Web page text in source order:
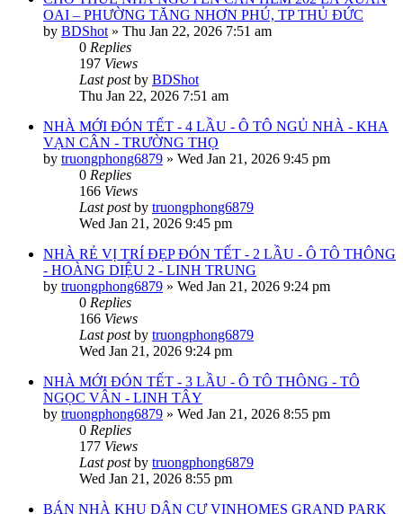
OAI – PHƯỜNG TĂNG NHƠN PHÚ, TP THỦ ĐỨC
by BDShot » Thu Jan 22, 2026 7:51 am
0 Replies
197 Views
Last postby BDShot
Thu Jan 22, 2026 7:51 am
NHÀ MỚI ĐÓN TẾT - 4 LẦU - Ô TÔ NGỦ NHÀ - KHA
VẠN CÂN - TRƯỜNG THỌ
by truongphong6879 » Wed Jan 21, 2026 9:45 pm
0 Replies
166 Views
Last postby truongphong6879
Wed Jan 21, 2026 9:45 pm
NHÀ RẺ VỊ TRÍ ĐẸP ĐÓN TẾT - 2 LẦU - Ô TÔ THÔNG
- HOÀNG DIỆU 2 - LINH TRUNG
by truongphong6879 » Wed Jan 21, 2026 9:24 pm
0 Replies
166 Views
Last postby truongphong6879
Wed Jan 21, 2026 9:24 pm
NHÀ MỚI ĐÓN TẾT - 3 LẦU - Ô TÔ THÔNG - TÔ
NGỌC VÂN - LINH TÂY
by truongphong6879 » Wed Jan 21, 2026 8:55 pm
0 Replies
177 Views
Last postby truongphong6879
Wed Jan 21, 2026 8:55 pm
BÁN NHÀ KHU DÂN CƯ VINHOMES GRAND PARK